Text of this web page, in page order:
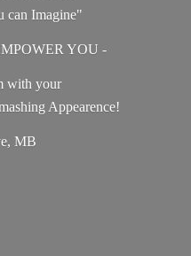
can Imagine"
YOU -
with your
Appearence!
MB